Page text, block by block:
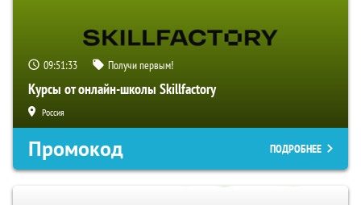
09:51:32 Получи первым!
Курсы от онлайн-школы Skillfactory
Россия
Промокод ПОДРОБНЕЕ